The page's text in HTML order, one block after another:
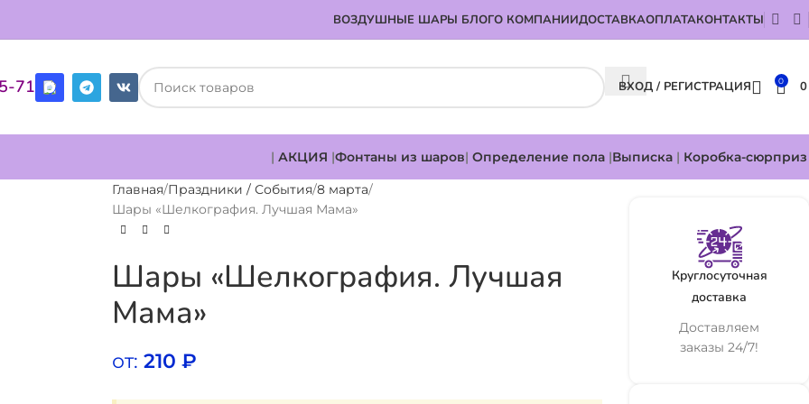
ВОЗДУШНЫЕ ШАРЫ БЛОГО КОМПАНИИДОСТАВКАОПЛАТАКОНТАКТЫ
71 ВХОД / РЕГИСТРАЦИЯ 0
| АКЦИЯ |Фонтаны из шаров| Определение пола |Выписка | Коробка-сюрприз
Главная Праздники / События 8 марта
Шары «Шелкография. Лучшая Мама»
Шары «Шелкография. Лучшая
Мама»
от:210₽
Круглосуточная
доставка
Доставляем
заказы 24/7!